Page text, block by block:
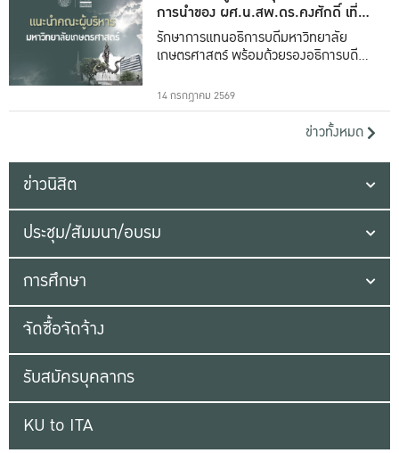
การนำของ ผศ.น.สพ.ดร.คงศักดิ์ เที่ยง
ธรรม
รักษาการแทนอธิการบดีมหาวิทยาลัย
เกษตรศาสตร์ พร้อมด้วยรองอธิการบดีทั้ง
14 กรกฎาคม 2569
ข่าวทั้งหมด
ข่าวนิสิต
ประชุม/สัมมนา/อบรม
การศึกษา
จัดซื้อจัดจ้าง
รับสมัครบุคลากร
KU to ITA